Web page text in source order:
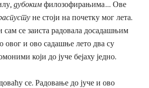
дубоким филозофирањима… Ове
не стоји на почетку мог лета.
сам се заиста радовала досадашњим
овог и ово садашње лето два су
који до јуче бејаху једно.
се. Радовање до јуче и ово